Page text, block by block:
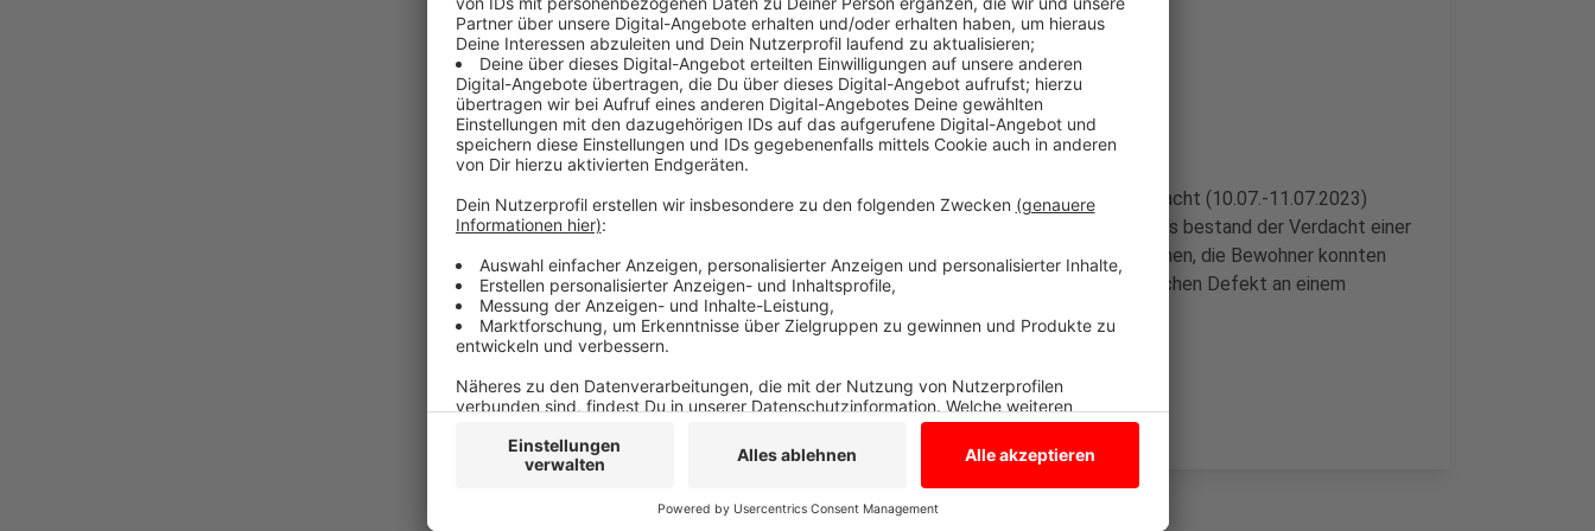
Verdacht auf Rauchgasvergiftung
Anzeige
Nach einem Brand in Gronau mussten die Rettungskräfte in der Nacht (10.07.-11.07.2023)
sieben Menschen ins Krankenhaus bringen, darunter auch Kinder. Es bestand der Verdacht einer
Rauchgasvergiftung. Das Feuer war im Dachgeschoss ausgebrochen, die Bewohner konnten
sich selbst in Sicherheit bringen. Vermutlich gab es einen technischen Defekt an einem
Elektrogerät, so die Polizei.